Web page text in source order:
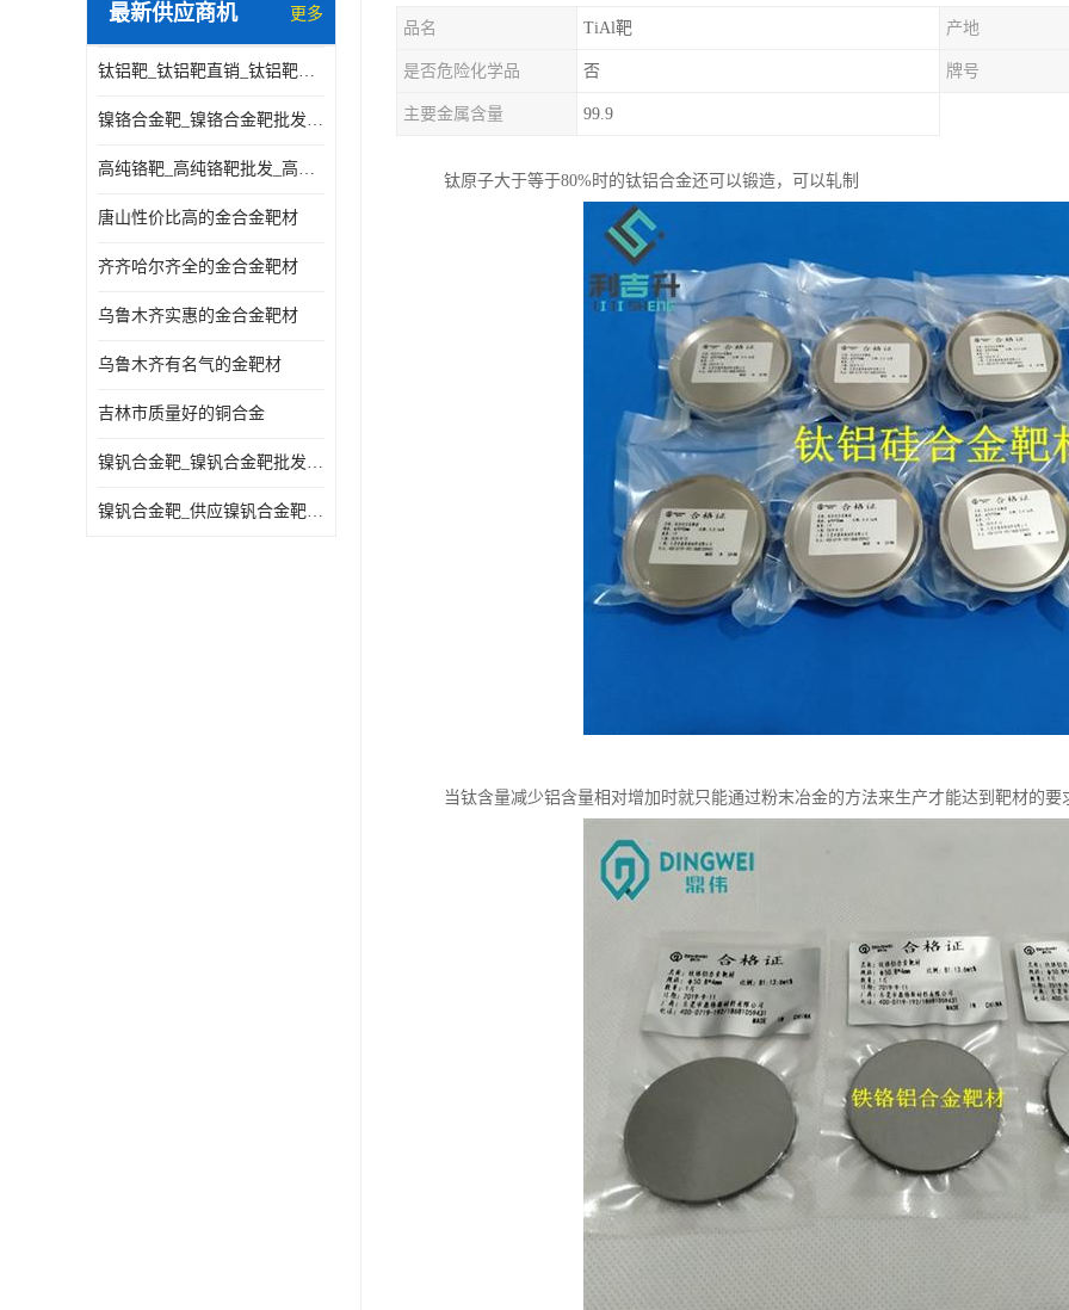
铬靶材
镧靶材
最新供应商机 更多
钛铝靶_钛铝靶直销_钛铝靶供应商
镍铬合金靶_镍铬合金靶批发_镍铬合金靶供应商
高纯铬靶_高纯铬靶批发_高纯铬靶厂家
唐山性价比高的金合金靶材
齐齐哈尔齐全的金合金靶材
乌鲁木齐实惠的金合金靶材
乌鲁木齐有名气的金靶材
吉林市质量好的铜合金
镍钒合金靶_镍钒合金靶批发_镍钒合金靶供应商
镍钒合金靶_供应镍钒合金靶_镍钒合金靶厂家
品名 TiAl靶 产地
是否危险化学品 否 牌号
主要金属含量 99.9
钛原子大于等于80%时的钛铝合金还可以锻造，可以轧制
当钛含量减少铝含量相对增加时就只能通过粉末冶金的方法来生产才能达到靶材的要